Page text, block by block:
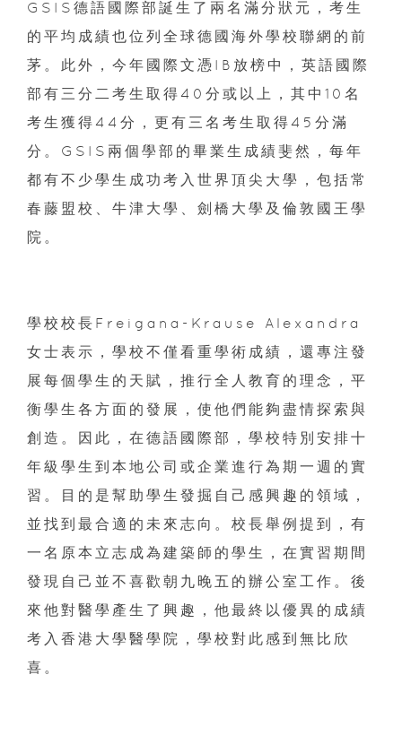
GSIS德語國際部誕生了兩名滿分狀元，考生
的平均成績也位列全球德國海外學校聯網的前
茅。此外，今年國際文憑IB放榜中，英語國際
部有三分二考生取得40分或以上，其中10名
考生獲得44分，更有三名考生取得45分滿
分。GSIS兩個學部的畢業生成績斐然，每年
都有不少學生成功考入世界頂尖大學，包括常
春藤盟校、牛津大學、劍橋大學及倫敦國王學
院。
學校校長Freigana-Krause Alexandra
女士表示，學校不僅看重學術成績，還專注發
展每個學生的天賦，推行全人教育的理念，平
衡學生各方面的發展，使他們能夠盡情探索與
創造。因此，在德語國際部，學校特別安排十
年級學生到本地公司或企業進行為期一週的實
習。目的是幫助學生發掘自己感興趣的領域，
並找到最合適的未來志向。校長舉例提到，有
一名原本立志成為建築師的學生，在實習期間
發現自己並不喜歡朝九晚五的辦公室工作。後
來他對醫學產生了興趣，他最終以優異的成績
考入香港大學醫學院，學校對此感到無比欣
喜。